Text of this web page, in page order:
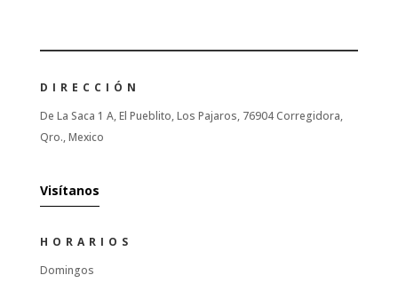
DIRECCIÓN
De La Saca 1 A, El Pueblito, Los Pajaros, 76904 Corregidora,
Qro., Mexico
Visítanos
HORARIOS
Domingos